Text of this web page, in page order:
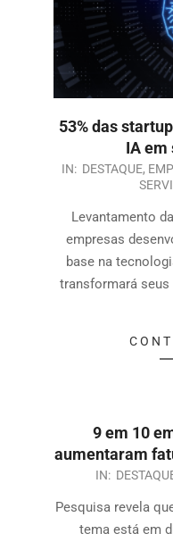
53% das
IA em
IN: DESTAQUE,
Levantamento
empresas
base na
transformará
9 em 10
aumentaram
IN:
Pesquisa revela
tema está em